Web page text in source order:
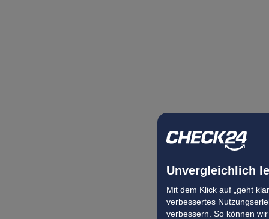
Unvergleichlich
Mit dem Klick auf „geht
verbessertes
verbessern. So können